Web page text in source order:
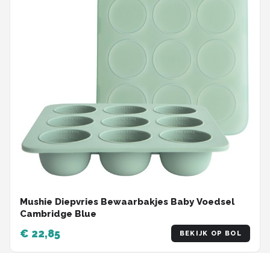
Mushie Diepvries Bewaarbakjes Baby Voedsel
Cambridge Blue
€ 22,85 BEKIJK OP BOL